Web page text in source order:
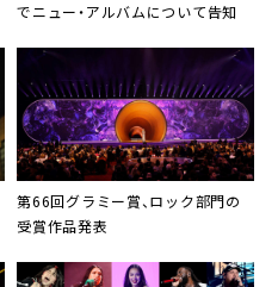
でニュー・アルバムについて告知
第66回グラミー賞、ロック部門の
受賞作品発表